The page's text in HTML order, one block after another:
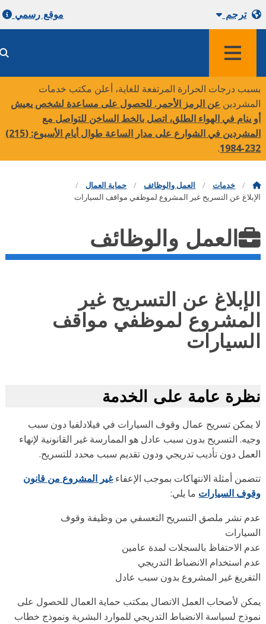
موقع رسمي ترجم
قائمة طعام
درجات الحرارة المرتفعة للغاية، أعلن مكتب خدمات
عن الرمز الأحمر. للحصول على مساعدة لشخص يعيش
ينام في الهواء الطلق، اتصل بالخط الساخن للتواصل مع
في الشوارع على مدار الساعة طوال أيام الأسبوع:
(215)
.
خدمات العمل والوظائف
حماية العمال
عن التسريح غير المشروع لموظفي مواقف السيارات
العمل والوظائف
عن التسريح غير
لموظفي مواقف
عامة على الخدمة
يمكن تسريح عمال وقوف السيارات في فيلادلفيا دون سبب
التسريح بدون سبب عادل هو الممارسة غير القانونية لإنهاء
دون تأديب تدريجي ودون تقديم سبب محدد للتسريح.
أمثلة الانتهاكات بموجب الإعفاءغير المشروع من قانون
السياراتما يلي:
نشر ملصق التسريح التعسفي من وظيفة وقوف
الاحتفاظ بالسجلات لمدة عامين
استخدام الانضباط التدريجي
غير المشروع بدون سبب عادل
لأصحاب العمل الاتصال بمكتب حماية العمال للحصول على
لسياسة الانضباط التدريجي للموارد البشرية ونموذج خطاب